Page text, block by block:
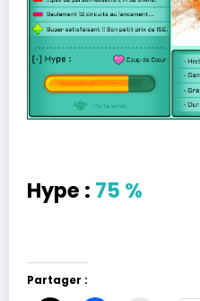
Hype : 75 %
Partager :